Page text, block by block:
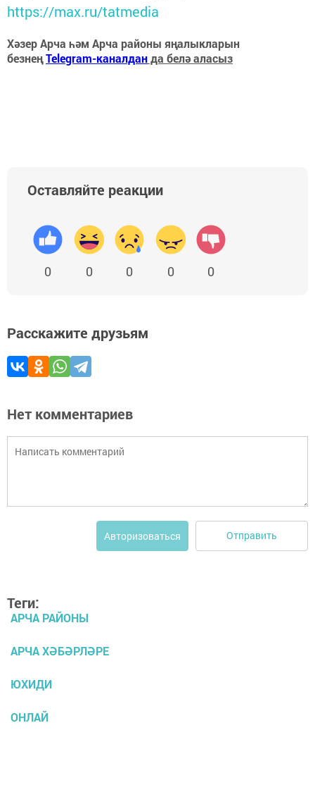
https://max.ru/tatmedia
Хәзер Арча һәм Арча районы яңалыкларын
безнеңTelegram-каналданда белә аласыз
Оставляйте реакции
0 0 0 0 0
Расскажите друзьям
Нет комментариев
Авторизоваться Отправить
Теги:
АРЧА РАЙОНЫ
АРЧА ХӘБӘРЛӘРЕ
ЮХИДИ
ОНЛАЙ